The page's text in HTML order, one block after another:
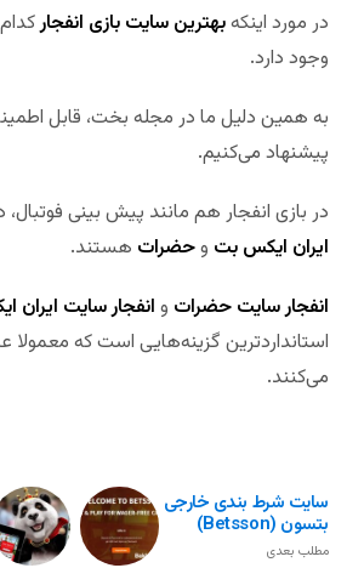
در مورد اینکهبهترین سایت بازی انفجار
وجود دارد.
به همین دلیل ما در مجله بخت، قابل
پیشنهاد می‌کنیم.
در بازی انفجار هم مانند پیش بینی
ایران ایکس بت وحضرات هستند.
انفجار سایت حضرات وانفجار سایت ایران
استانداردترین گزینه‌هایی است که معمولا
می‌کنند.
سایت شرط بندی خارجی
بتسون (Betsson)
مطلب بعدی